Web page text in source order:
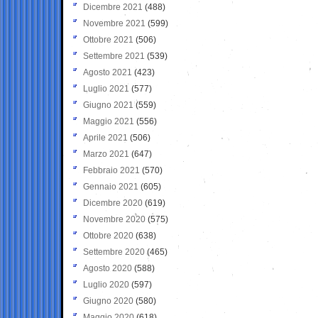
Dicembre 2021 (488)
Novembre 2021 (599)
Ottobre 2021 (506)
Settembre 2021 (539)
Agosto 2021 (423)
Luglio 2021 (577)
Giugno 2021(559)
Maggio 2021 (556)
Aprile 2021 (506)
Marzo 2021 (647)
Febbraio 2021 (570)
Gennaio 2021 (605)
Dicembre 2020 (619)
Novembre 2020 (575)
Ottobre 2020 (638)
Settembre 2020(465)
Agosto 2020 (588)
Luglio 2020 (597)
Giugno 2020 (580)